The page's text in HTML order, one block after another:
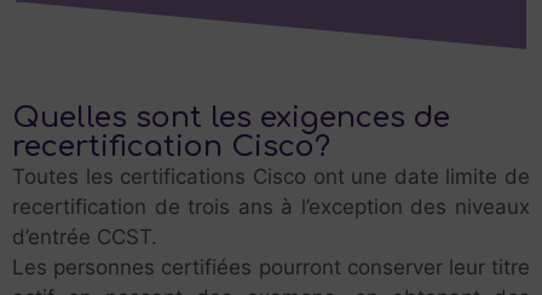
Quelles sont les exigences de
recertification Cisco?
Toutes les certifications Cisco ont une date limite de
recertification de trois ans à l’exception des niveaux
d’entrée CCST.
Les personnes certifiées pourront conserver leur titre